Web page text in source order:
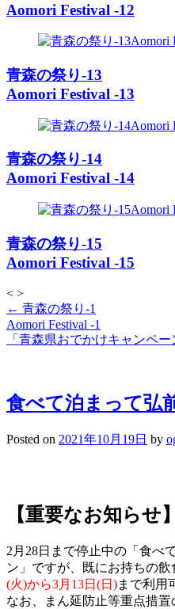
Aomori Festival -12
青森の祭り-13
Aomori Festival -13
青森の祭り-14
Aomori Festival -14
青森の祭り-15
Aomori Festival -15
< >
投
稿
ナ
ー
シ
ン
← 青森の祭り-1
Aomori Festival -1
「青森県おでかけキャンペー
食べて泊まって弘
Posted on 2021年10月19日 by
【重要なお知らせ
2月28日まで停止中の「食べ
ン」ですが、既にお持ちの
(火)から3月13日(日)まで利用
なお、まん延防止等重点措